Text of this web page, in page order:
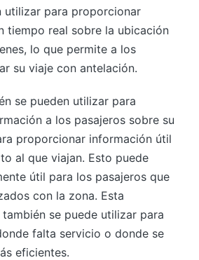
utilizar para proporcionar
tiempo real sobre la ubicación
lo que permite a los
su viaje con antelación.
se pueden utilizar para
a los pasajeros sobre su
proporcionar información útil
al que viajan. Esto puede
útil para los pasajeros que
con la zona. Esta
se puede utilizar para
falta servicio o donde se
eficientes.